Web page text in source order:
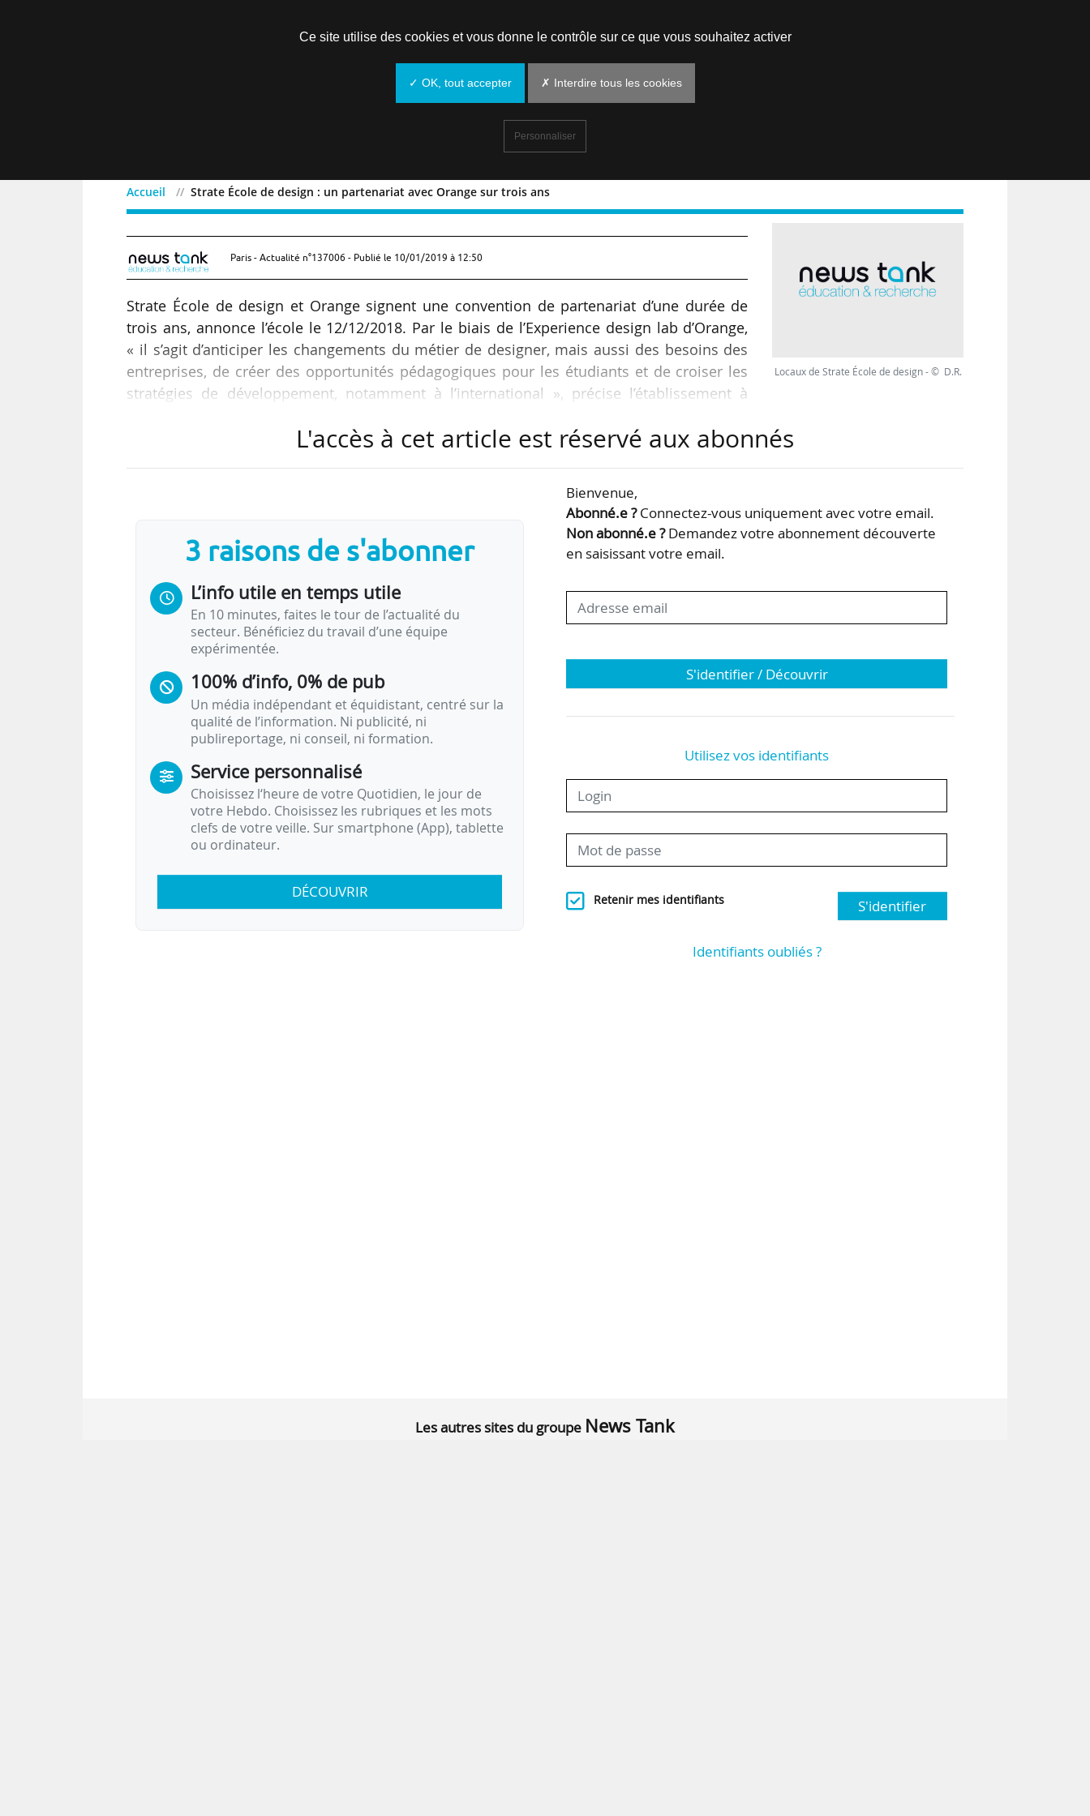
Accueil Strate École de design : un partenariat avec Orange sur trois ans
Strate École de design : un partenariat avec Orange sur trois ans
Paris - Actualité n°137006 - Publié le 10/01/2019 à 12:50
Strate École de design et Orange signent une convention de partenariat d’une durée de
trois ans, annonce l’école le 12/12/2018. Par le biais de l’Experience design lab d’Orange,
« il s’agit d’anticiper les changements du métier de designer, mais aussi des besoins des
entreprises, de créer des opportunités pédagogiques pour les étudiants et de croiser les
stratégies de développement, notamment à l’international », précise l’établissement à
nouveaux services et produits numériques. Mais il s’agit aussi de repenser les nouvelles
pratiques et organisations sociales et culturelles permises par la…
Locaux de Strate École de design - © D.R.
L'accès à cet article est réservé aux abonnés
3 raisons de s'abonner
L’info utile en temps utile
En 10 minutes, faites le tour de l’actualité du
secteur. Bénéficiez du travail d’une équipe
expérimentée.
100% d’info, 0% de pub
Un média indépendant et équidistant, centré sur la
qualité de l’information. Ni publicité, ni
publireportage, ni conseil, ni formation.
Service personnalisé
Choisissez l‘heure de votre Quotidien, le jour de
votre Hebdo. Choisissez les rubriques et les mots
clefs de votre veille. Sur smartphone (App), tablette
ou ordinateur.
DÉCOUVRIR
Bienvenue,
Abonné.e ?Connectez-vous uniquement avec votre email.
Non abonné.e ?Demandez votre abonnement découverte
en saisissant votre email.
S'identifier / Découvrir
Utilisez vos identifiants
Retenir mes identifiants S'identifier
Identifiants oubliés ?
Les autres sites du groupe News Tank
Ce site utilise des cookies et vous donne le contrôle sur ce que vous souhaitez activer
✓ OK, tout accepter ✗ Interdire tous les cookies
Personnaliser